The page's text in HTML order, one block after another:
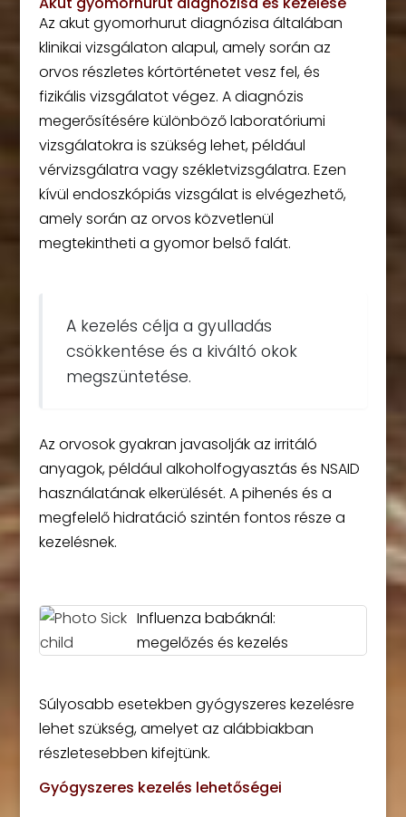
Az akut gyomorhurut diagnózisa általában
klinikai vizsgálaton alapul, amely során az
orvos részletes kórtörténetet vesz fel, és
fizikális vizsgálatot végez. A diagnózis
megerősítésére különböző laboratóriumi
vizsgálatokra is szükség lehet, például
vérvizsgálatra vagy székletvizsgálatra. Ezen
kívül endoszkópiás vizsgálat is elvégezhető,
amely során az orvos közvetlenül
megtekintheti a gyomor belső falát.
A kezelés célja a gyulladás
csökkentése és a kiváltó okok
megszüntetése.
Az orvosok gyakran javasolják az irritáló
anyagok, például alkoholfogyasztás és NSAID
használatának elkerülését. A pihenés és a
megfelelő hidratáció szintén fontos része a
kezelésnek.
Influenza babáknál:
megelőzés és kezelés
Súlyosabb esetekben gyógyszeres kezelésre
lehet szükség, amelyet az alábbiakban
részletesebben kifejtünk.
Gyógyszeres kezelés lehetőségei